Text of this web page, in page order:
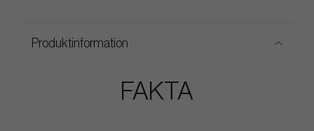
Produktinformation
FAKTA